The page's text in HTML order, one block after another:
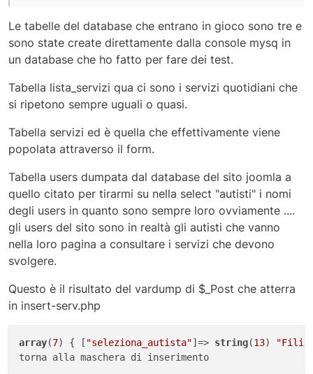
Le tabelle del database che entrano in gioco sono tre e
sono state create direttamente dalla console mysq in
un database che ho fatto per fare dei test.
Tabella lista_servizi qua ci sono i servizi quotidiani che
si ripetono sempre uguali o quasi.
Tabella servizi ed è quella che effettivamente viene
popolata attraverso il form.
Tabella users dumpata dal database del sito joomla a
quello citato per tirarmi su nella select "autisti" i nomi
degli users in quanto sono sempre loro ovviamente ....
gli users del sito sono in realtà gli autisti che vanno
nella loro pagina a consultare i servizi che devono
svolgere.
Questo è il risultato del vardump di $_Post che atterra
in insert-serv.php
array(7) { [ "seleziona_autista"]=> string(13)